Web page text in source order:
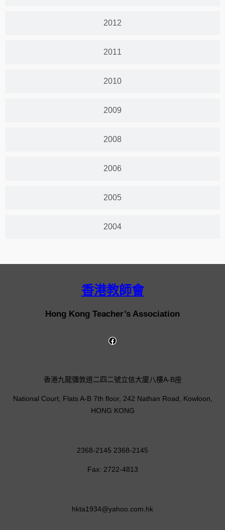
2012
2011
2010
2009
2008
2006
2005
2004
香港教師會
Hong Kong Teacher’s Association
香港九龍彌敦道二四二號立信大廈八樓A-B座
National Court, Flats A-B 7th floor, 242 Nathan Road, Kowloon,
HONG KONG
2368-2145 2368-2145
Fax: 2722-4813
hkta1934@yahoo.com.hk